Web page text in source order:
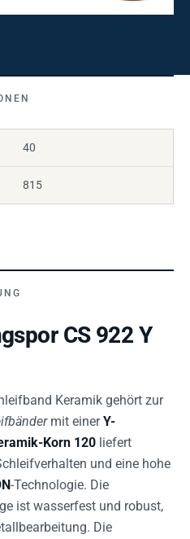
40
815
CS 922 Y
Keramik gehört zur
mit einerY-
Korn 120 liefert
und eine hohe
-Technologie. Die
ist wasserfest und robust,
Die